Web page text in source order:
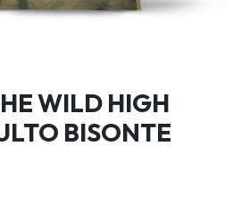
WILD HIGH
BISONTE